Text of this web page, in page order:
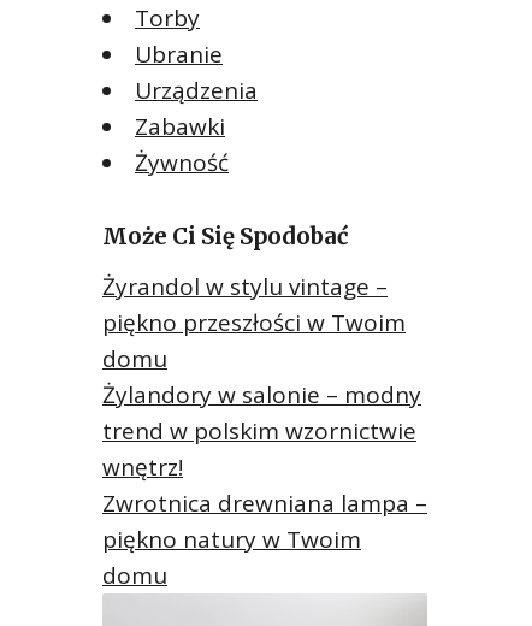
Torby
Ubranie
Urządzenia
Zabawki
Żywność
Może Ci Się Spodobać
Żyrandol w stylu vintage –
piękno przeszłości w Twoim
domu
Żylandory w salonie – modny
trend w polskim wzornictwie
wnętrz!
Zwrotnica drewniana lampa –
piękno natury w Twoim
domu